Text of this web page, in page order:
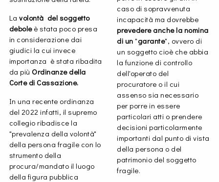
Lavolontà del soggetto
deboleè stata poco presa
in considerazione dai
giudici la cui invece
importanza è stata ribadita
da più Ordinanze della
Corte di Cassazione.
In una recente ordinanza
del 2022 infatti, il supremo
collegio ribadisce la
"prevalenza della volontà"
della persona fragile con lo
strumento della
procura/mandato il luogo
della figura pubblica
caso di sopravvenuta
incapacità ma dovrebbe
prevedere anche la nomina
di un "garante", ovvero di
un soggetto cioè che abbia
la funzione di controllo
dell'operato del
procuratore o il cui
assenso sia necessario
per porre in essere
particolari atti o prendere
decisioni particolarmente
importanti dal punto di vista
della persona o del
patrimonio del soggetto
fragile.